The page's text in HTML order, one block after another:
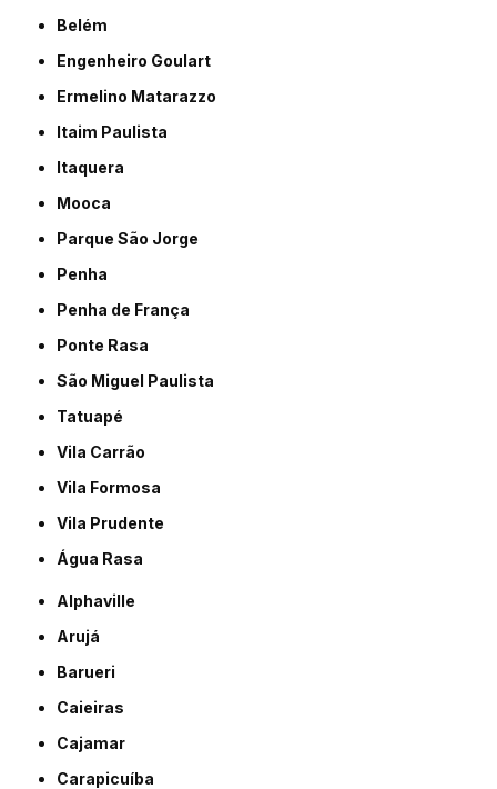
Belém
Engenheiro Goulart
Ermelino Matarazzo
Itaim Paulista
Itaquera
Mooca
Parque São Jorge
Penha
Penha de França
Ponte Rasa
São Miguel Paulista
Tatuapé
Vila Carrão
Vila Formosa
Vila Prudente
Água Rasa
Alphaville
Arujá
Barueri
Caieiras
Cajamar
Carapicuíba